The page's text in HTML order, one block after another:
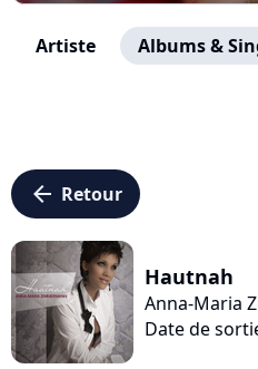
Artiste Albums &
arrow_left Retour
Hautnah
Anna-Maria
Date de